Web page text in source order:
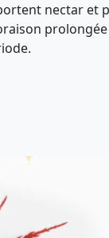
nectar et